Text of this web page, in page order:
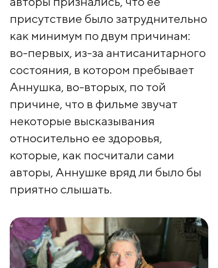
присутствие было затруднительно
как минимум по двум причинам:
во-первых, из-за антисанитарного
состояния, в котором пребывает
Аннушка, во-вторых, по той
причине, что в фильме звучат
некоторые высказывания
относительно ее здоровья,
которые, как посчитали сами
авторы, Аннушке вряд ли было бы
приятно слышать.